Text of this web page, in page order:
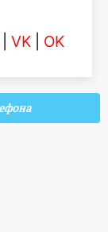
VK OK